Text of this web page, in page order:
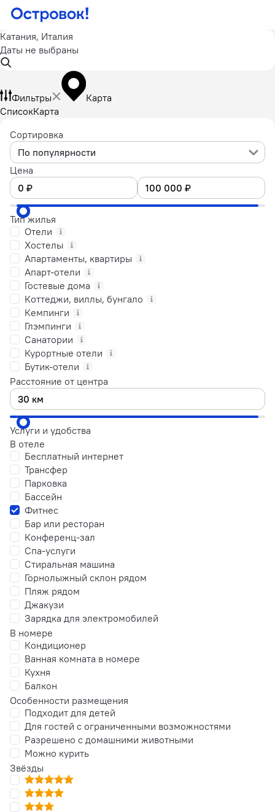
Катания, Италия
Даты не выбраны
Фильтры
Карта
СписокКарта
Сортировка
По популярности
Цена
Тип жилья
Отели
Хостелы
Апартаменты, квартиры
Апарт-отели
Гостевые дома
Коттеджи, виллы, бунгало
Кемпинги
Глэмпинги
Санатории
Курортные отели
Бутик-отели
Расстояние от центра
Услуги и удобства
В отеле
Бесплатный интернет
Трансфер
Парковка
Бассейн
Фитнес
Бар или ресторан
Конференц-зал
Спа-услуги
Стиральная машина
Горнолыжный склон рядом
Пляж рядом
Джакузи
Зарядка для электромобилей
В номере
Кондиционер
Ванная комната в номере
Кухня
Балкон
Особенности размещения
Подходит для детей
Для гостей с ограниченными возможностями
Разрешено с домашними животными
Можно курить
Звёзды